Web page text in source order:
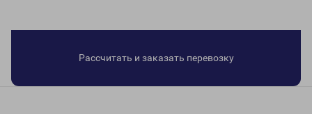
Рассчитать и заказать перевозку